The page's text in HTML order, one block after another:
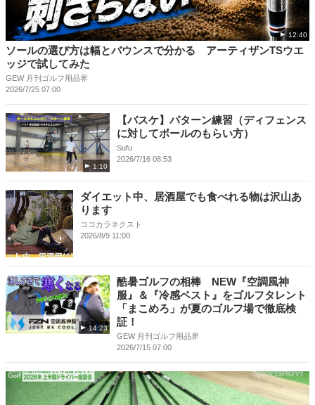
12:40
ソールの選び方は幅とバウンスで分かる アーティザンTSウエ
ッジで試してみた
GEW 月刊ゴルフ用品界
2026/7/25 07:00
1:10
【バスケ】パターン練習（ディフェンス
に対してボールのもらい方）
Sufu
2026/7/16 08:53
ダイエット中、居酒屋でも食べれる物は沢山あ
ります
ココカラネクスト
2026/8/9 11:00
14:23
酷暑ゴルフの相棒 NEW『空調風神
服』＆『冷感ベスト』をゴルフタレント
「まこめろ」が夏のゴルフ場で徹底検
証！
GEW 月刊ゴルフ用品界
2026/7/15 07:00